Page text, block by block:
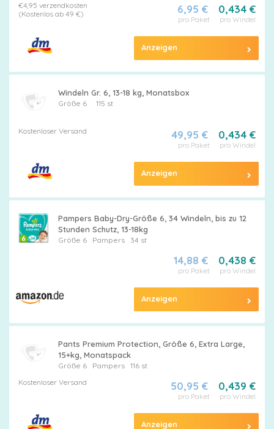
Pampers
Windeln
Größen
€4,95 verzendkosten
(Kostenlos ab 49 €)
0,434 €
pro Windel
6,95 €
pro Paket
Anzeigen
Windeln Gr. 6, 13-18 kg, Monatsbox
Größe 6115 st
Kostenloser Versand 0,434 €
pro Windel
49,95 €
pro Paket
Anzeigen
Pampers Baby-Dry-Größe 6, 34 Windeln, bis zu 12
Stunden Schutz, 13-18kg
Größe 6 Pampers34 st
0,438 €
pro Windel
14,88 €
pro Paket
Anzeigen
Pants Premium Protection, Größe 6, Extra Large,
15+kg, Monatspack
Größe 6 Pampers116 st
Kostenloser Versand
0,439 €
pro Windel
50,95 €
pro Paket
Anzeigen